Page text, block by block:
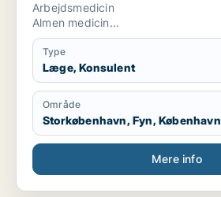
Arbejdsmedicin
Almen medicin
Rusmiddel behandling
Kommune læge
Type
Læge, Konsulent
Område
Storkøbenhavn, Fyn, København
Mere info